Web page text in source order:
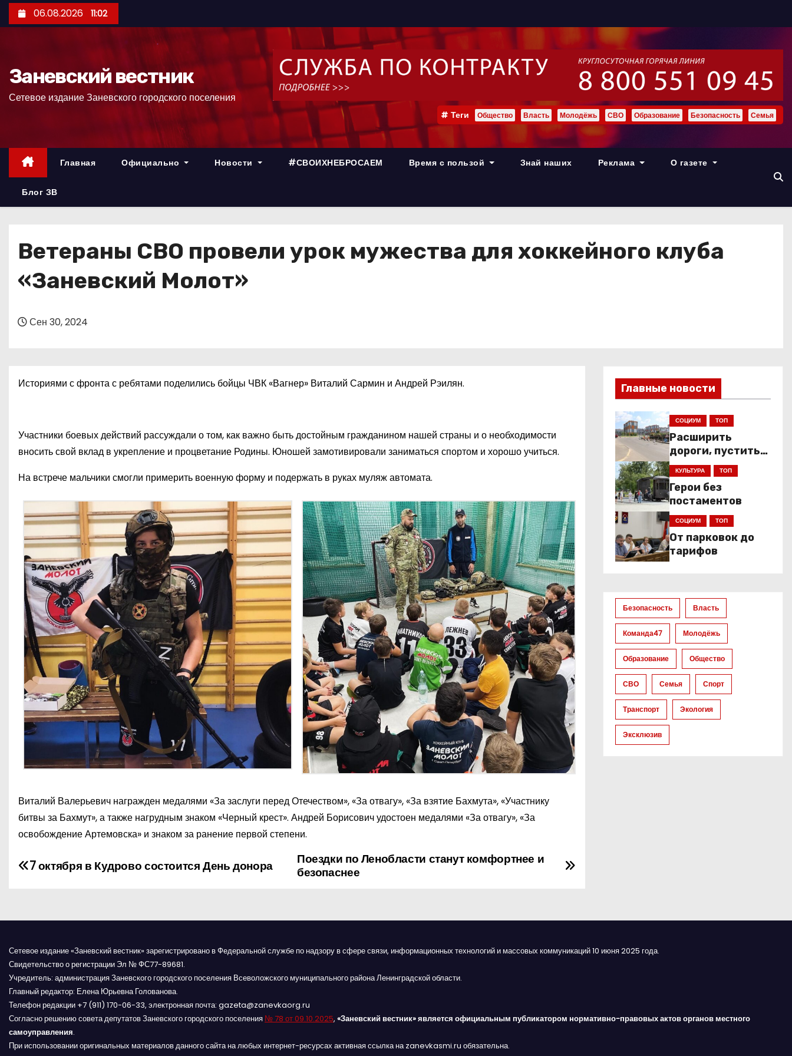
е
р
06.08.2026 11:02
Заневский вестник
Сетевое издание Заневского городского поселения
Теги Общество Власть Молодёжь СВО Образование Безопасность Семья
Главная Официально Новости #СВОИХНЕБРОСАЕМ Время с пользой Знай наших Реклама О газете
Блог ЗВ
Ветераны СВО провели урок мужества для хоккейного клуба
«Заневский Молот»
Сен 30, 2024
Историями с фронта с ребятами поделились бойцы ЧВК «Вагнер» Виталий Сармин и Андрей Рэилян.
Участники боевых действий рассуждали о том, как важно быть достойным гражданином нашей страны и о необходимости
вносить свой вклад в укрепление и процветание Родины. Юношей замотивировали заниматься спортом и хорошо учиться.
На встрече мальчики смогли примерить военную форму и подержать в руках муляж автомата.
Виталий Валерьевич награжден медалями «За заслуги перед Отечеством», «За отвагу», «За взятие Бахмута», «Участнику
битвы за Бахмут», а также нагрудным знаком «Черный крест». Андрей Борисович удостоен медалями «За отвагу», «За
освобождение Артемовска» и знаком за ранение первой степени.
Н
г
а
ц
и
Поездки по Ленобласти станут комфортнее и
безопаснее
7 октября в Кудрово состоится День донора
Главные новости
СОЦИУМ ТОП
Расширить
дороги, пустить
низкопольники
КУЛЬТУРА ТОП
Герои без
постаментов
СОЦИУМ ТОП
От парковок до
тарифов
Безопасность Власть
Команда47 Молодёжь
Образование Общество
СВО Семья Спорт
Транспорт Экология
Эксклюзив
Сетевое издание «Заневский вестник» зарегистрировано в Федеральной службе по надзору в сфере связи, информационных технологий и массовых коммуникаций 10 июня 2025 года.
Свидетельство о регистрации Эл № ФС77-89681.
Учредитель: администрация Заневского городского поселения Всеволожского муниципального района Ленинградской области.
Главный редактор: Елена Юрьевна Голованова.
Телефон редакции +7 (911) 170-06-33, электронная почта: gazeta@zanevkaorg.ru
Согласно решению совета депутатов Заневского городского поселения № 78 от 09.10.2025, «Заневский вестник» является официальным публикатором нормативно-правовых актов органов местного
самоуправления.
При использовании оригинальных материалов данного сайта на любых интернет-ресурсах активная ссылка на zanevkasmi.ru обязательна.